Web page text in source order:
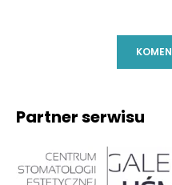
Partner serwisu